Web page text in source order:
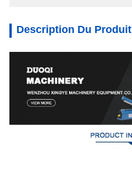
Description Du Produit